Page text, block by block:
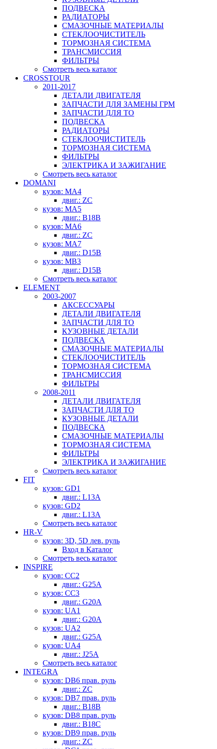
ПОДВЕСКА
РАДИАТОРЫ
СМАЗОЧНЫЕ МАТЕРИАЛЫ
СТЕКЛООЧИСТИТЕЛЬ
ТОРМОЗНАЯ СИСТЕМА
ТРАНСМИССИЯ
ФИЛЬТРЫ
Смотреть весь каталог
CROSSTOUR
2011-2017
ДЕТАЛИ ДВИГАТЕЛЯ
ЗАПЧАСТИ ДЛЯ ЗАМЕНЫ ГРМ
ЗАПЧАСТИ ДЛЯ ТО
ПОДВЕСКА
РАДИАТОРЫ
СТЕКЛООЧИСТИТЕЛЬ
ТОРМОЗНАЯ СИСТЕМА
ФИЛЬТРЫ
ЭЛЕКТРИКА И ЗАЖИГАНИЕ
Смотреть весь каталог
DOMANI
кузов: MA4
двиг.: ZC
кузов: MA5
двиг.: B18B
кузов: MA6
двиг.: ZC
кузов: MA7
двиг.: D15B
кузов: MB3
двиг.: D15B
Смотреть весь каталог
ELEMENT
2003-2007
АКСЕССУАРЫ
ДЕТАЛИ ДВИГАТЕЛЯ
ЗАПЧАСТИ ДЛЯ ТО
КУЗОВНЫЕ ДЕТАЛИ
ПОДВЕСКА
СМАЗОЧНЫЕ МАТЕРИАЛЫ
СТЕКЛООЧИСТИТЕЛЬ
ТОРМОЗНАЯ СИСТЕМА
ТРАНСМИССИЯ
ФИЛЬТРЫ
2008-2011
ДЕТАЛИ ДВИГАТЕЛЯ
ЗАПЧАСТИ ДЛЯ ТО
КУЗОВНЫЕ ДЕТАЛИ
ПОДВЕСКА
СМАЗОЧНЫЕ МАТЕРИАЛЫ
ТОРМОЗНАЯ СИСТЕМА
ФИЛЬТРЫ
ЭЛЕКТРИКА И ЗАЖИГАНИЕ
Смотреть весь каталог
FIT
кузов: GD1
двиг.: L13A
кузов: GD2
двиг.: L13A
Смотреть весь каталог
HR-V
кузов: 3D, 5D лев. руль
Вход в Каталог
Смотреть весь каталог
INSPIRE
кузов: CC2
двиг.: G25A
кузов: CC3
двиг.: G20A
кузов: UA1
двиг.: G20A
кузов: UA2
двиг.: G25A
кузов: UA4
двиг.: J25A
Смотреть весь каталог
INTEGRA
кузов: DB6 прав. руль
двиг.: ZC
кузов: DB7 прав. руль
двиг.: B18B
кузов: DB8 прав. руль
двиг.: B18C
кузов: DB9 прав. руль
двиг.: ZC